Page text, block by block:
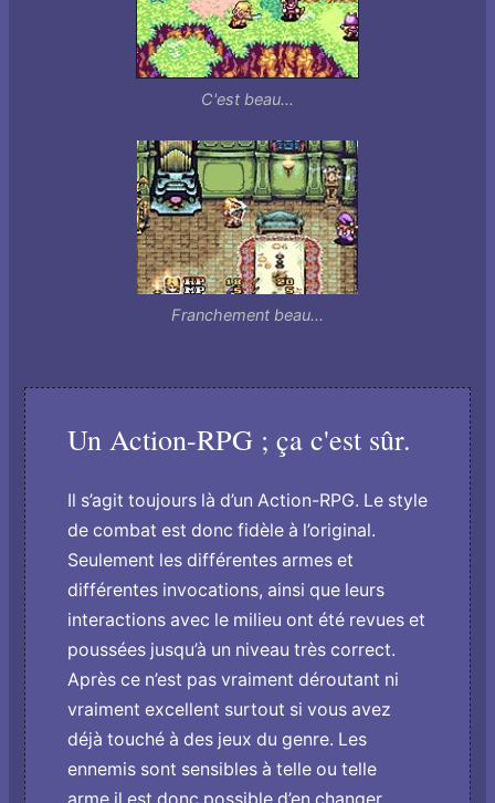
C'est beau...
Franchement beau...
Un Action-RPG ; ça c'est sûr.
Il s’agit toujours là d’un Action-RPG. Le style
de combat est donc fidèle à l’original.
Seulement les différentes armes et
différentes invocations, ainsi que leurs
interactions avec le milieu o­nt été revues et
poussées jusqu’à un niveau très correct.
Après ce n’est pas vraiment déroutant ni
vraiment excellent surtout si vous avez
déjà touché à des jeux du genre. Les
ennemis sont sensibles à telle ou telle